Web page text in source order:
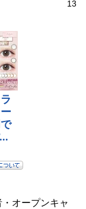
13
・オープンキャ